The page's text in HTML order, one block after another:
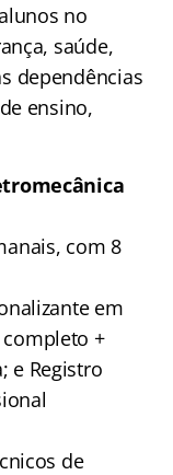
no
saúde,
dependências
ensino,
com 8
em
+
e Registro
de